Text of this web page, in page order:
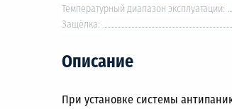
Температурный диапазон эксплуатации:
Защёлка:
Описание
При установке системы